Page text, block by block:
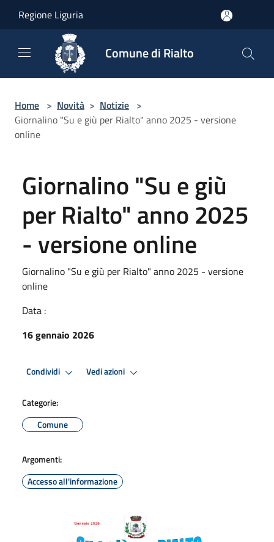
Regione Liguria
Comune di Rialto
Home > Novità > Notizie >
Giornalino "Su e giù per Rialto" anno 2025 - versione
online
Giornalino "Su e giù
per Rialto" anno 2025
- versione online
Giornalino "Su e giù per Rialto" anno 2025 - versione
online
Data :
16 gennaio 2026
Condividi Vedi azioni
Categorie:
Comune
Argomenti:
Accesso all'informazione